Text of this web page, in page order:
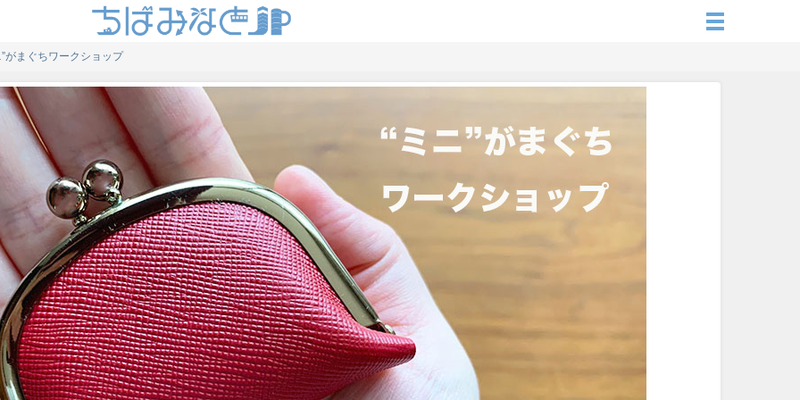
がまぐちワークショップ